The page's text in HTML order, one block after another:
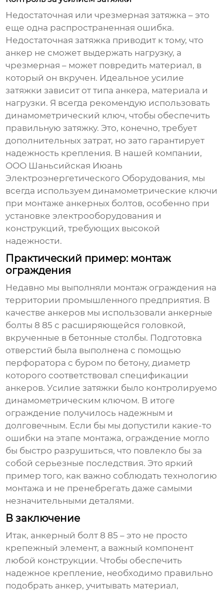
Недостаточная или чрезмерная затяжка – это
еще одна распространенная ошибка.
Недостаточная затяжка приводит к тому, что
анкер не сможет выдержать нагрузку, а
чрезмерная – может повредить материал, в
который он вкручен. Идеальное усилие
затяжки зависит от типа анкера, материала и
нагрузки. Я всегда рекомендую использовать
динамометрический ключ, чтобы обеспечить
правильную затяжку. Это, конечно, требует
дополнительных затрат, но зато гарантирует
надежность крепления. В нашей компании,
ООО Шаньсийская Июань
Электроэнергетического Оборудования, мы
всегда используем динамометрические ключи
при монтаже анкерных болтов, особенно при
установке электрооборудования и
конструкций, требующих высокой
надежности.
Практический пример: монтаж
ограждения
Недавно мы выполняли монтаж ограждения на
территории промышленного предприятия. В
качестве анкеров мы использовали анкерные
болты 8 85 с расширяющейся головкой,
вкрученные в бетонные столбы. Подготовка
отверстий была выполнена с помощью
перфоратора с буром по бетону, диаметр
которого соответствовал спецификации
анкеров. Усилие затяжки было контролируемо
динамометрическим ключом. В итоге
ограждение получилось надежным и
долговечным. Если бы мы допустили какие-то
ошибки на этапе монтажа, ограждение могло
бы быстро разрушиться, что повлекло бы за
собой серьезные последствия. Это яркий
пример того, как важно соблюдать технологию
монтажа и не пренебрегать даже самыми
незначительными деталями.
В заключение
Итак, анкерный болт 8 85 – это не просто
крепежный элемент, а важный компонент
любой конструкции. Чтобы обеспечить
надежное крепление, необходимо правильно
подобрать анкер, учитывать материал,